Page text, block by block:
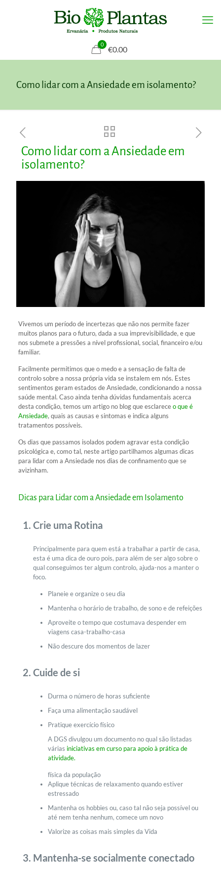
0
€0.00
Como lidar com a Ansiedade em isolamento?
Como lidar com a Ansiedade em
isolamento?
Vivemos um período de incertezas que não nos permite fazer
muitos planos para o futuro, dada a sua imprevisibilidade, e que
nos submete a pressões a nível profissional, social, financeiro e/ou
familiar.
Facilmente permitimos que o medo e a sensação de falta de
controlo sobre a nossa própria vida se instalem em nós. Estes
sentimentos geram estados de Ansiedade, condicionando a nossa
saúde mental. Caso ainda tenha dúvidas fundamentais acerca
desta condição, temos um artigo no blog que esclareceo que é
Ansiedade, quais as causas e sintomas e indica alguns
tratamentos possíveis.
Os dias que passamos isolados podem agravar esta condição
psicológica e, como tal, neste artigo partilhamos algumas dicas
para lidar com a Ansiedade nos dias de confinamento que se
avizinham.
Dicas para Lidar com a Ansiedade em Isolamento
Crie uma Rotina
Principalmente para quem está a trabalhar a partir de casa,
esta é uma dica de ouro pois, para além de ser algo sobre o
qual conseguimos ter algum controlo, ajuda-nos a manter o
foco.
Planeie e organize o seu dia
Mantenha o horário de trabalho, de sono e de refeições
Aproveite o tempo que costumava despender em
viagens casa-trabalho-casa
Não descure dos momentos de lazer
Cuide de si
Durma o número de horas suficiente
Faça uma alimentação saudável
Pratique exercício físico
A DGS divulgou um documento no qual são listadas
várias iniciativas em curso para apoio à prática de
atividade.
física da população
Aplique técnicas de relaxamento quando estiver
estressado
Mantenha os hobbies ou, caso tal não seja possível ou
até nem tenha nenhum, comece um novo
Valorize as coisas mais simples da Vida
Mantenha-se socialmente conectado